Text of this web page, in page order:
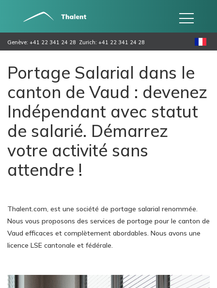
Genève: +41 22 341 24 28 Zurich: +41 22 341 24 28
Portage Salarial dans le
canton de Vaud : devenez
Indépendant avec statut
de salarié. Démarrez
votre activité sans
attendre !
Thalent.com, est une société de portage salarial renommée.
Nous vous proposons des services de portage pour le canton de
Vaud efficaces et complètement abordables. Nous avons une
licence LSE cantonale et fédérale.